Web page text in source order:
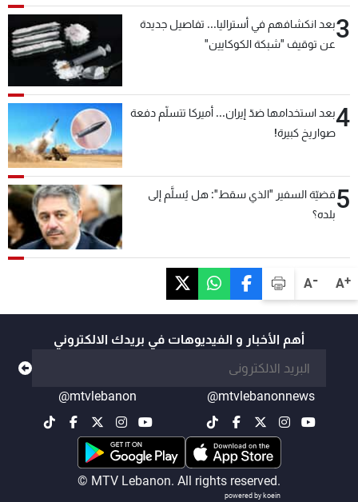
A+
A-
3بعد انكشافهم في أستراليا... تفاصيل جديدة
عن توقيف "شبكة الكوكايين"
4بعد استخدامها ضدّ إيران... أميركا تتسلّم دفعة
صواريخ كبيرة!
5قضيّة السفير "الذي سقط": هل يُسلَّم إلى
بلده؟
أهم الأخبار و الفيديوهات في بريدك الالكتروني
@mtvlebanonnews
@mtvlebanon
© MTV Lebanon. All rights reserved.
powered by koein